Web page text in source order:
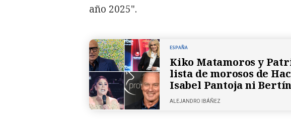
año 2025".
ESPAÑA
Kiko Matamoros y
lista de morosos de
Isabel Pantoja ni
ALEJANDRO IBÁÑEZ